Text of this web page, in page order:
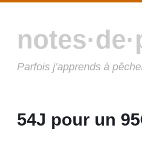
Parfois j'apprends à
54J pour un